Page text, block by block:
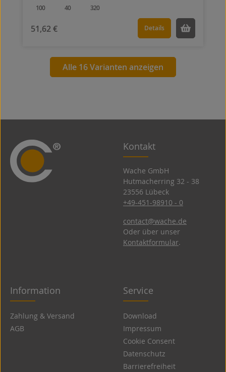
100 40 320
51,62 € Details
Alle 16 Varianten anzeigen
Kontakt
Wache GmbH
Hutmacherring 32 ­- 38
23556 Lübeck
+49-451-98910 - 0
contact@wache.de
Oder über unser
Kontaktformular.
Information
Zahlung & Versand
AGB
Service
Download
Impressum
Cookie Consent
Datenschutz
Barrierefreiheit